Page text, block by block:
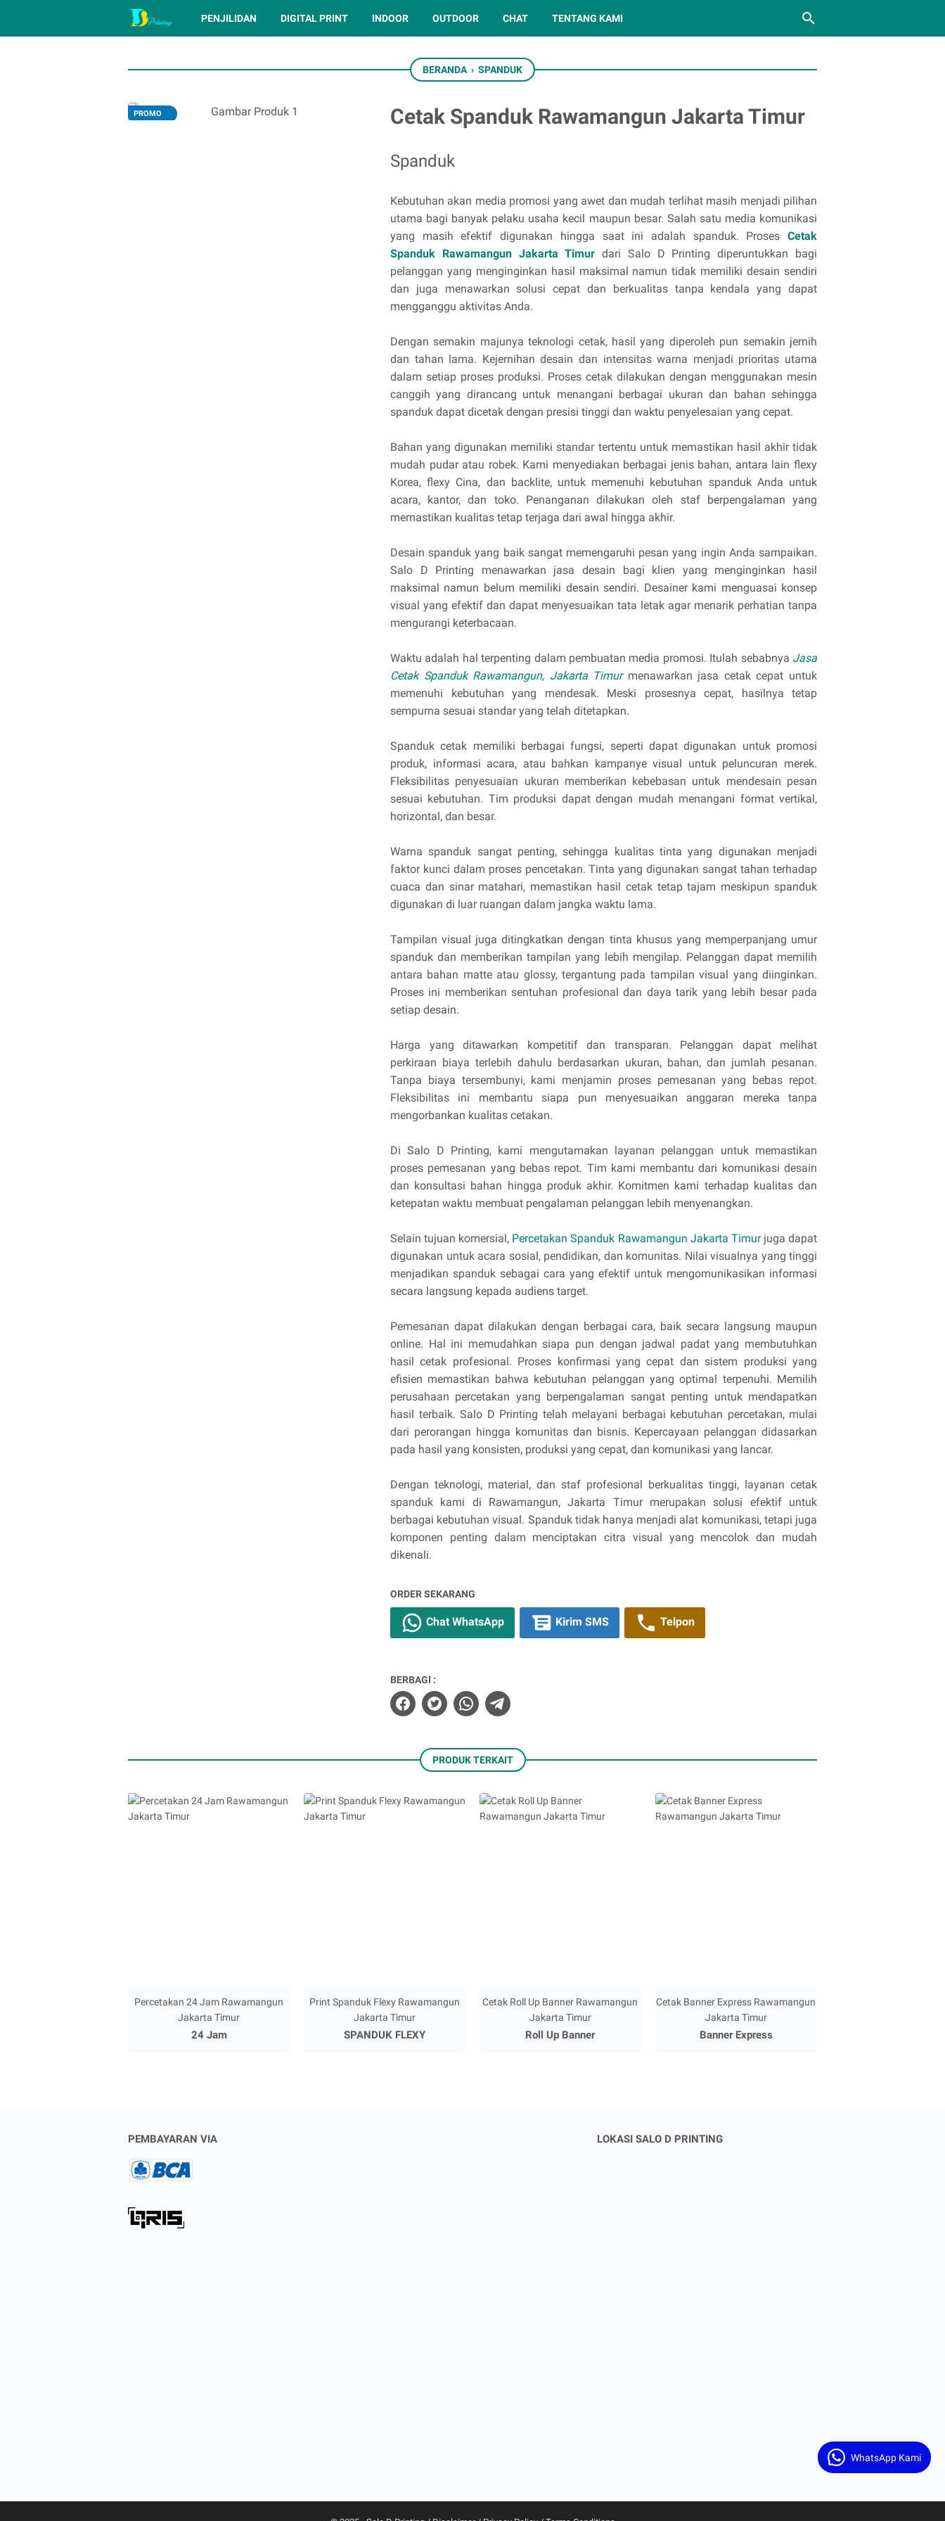
PENJILIDAN DIGITAL PRINT INDOOR OUTDOOR CHAT TENTANG KAMI
BERANDA › SPANDUK
Cetak Spanduk Rawamangun Jakarta Timur
PROMO
Spanduk
Kebutuhan akan media promosi yang awet dan mudah terlihat masih menjadi pilihan
utama bagi banyak pelaku usaha kecil maupun besar. Salah satu media komunikasi
yang masih efektif digunakan hingga saat ini adalah spanduk. Proses Cetak
Spanduk Rawamangun Jakarta Timur dari Salo D Printing diperuntukkan bagi
pelanggan yang menginginkan hasil maksimal namun tidak memiliki desain sendiri
dan juga menawarkan solusi cepat dan berkualitas tanpa kendala yang dapat
mengganggu aktivitas Anda.
Dengan semakin majunya teknologi cetak, hasil yang diperoleh pun semakin jernih
dan tahan lama. Kejernihan desain dan intensitas warna menjadi prioritas utama
dalam setiap proses produksi. Proses cetak dilakukan dengan menggunakan mesin
canggih yang dirancang untuk menangani berbagai ukuran dan bahan sehingga
spanduk dapat dicetak dengan presisi tinggi dan waktu penyelesaian yang cepat.
Bahan yang digunakan memiliki standar tertentu untuk memastikan hasil akhir tidak
mudah pudar atau robek. Kami menyediakan berbagai jenis bahan, antara lain flexy
Korea, flexy Cina, dan backlite, untuk memenuhi kebutuhan spanduk Anda untuk
acara, kantor, dan toko. Penanganan dilakukan oleh staf berpengalaman yang
memastikan kualitas tetap terjaga dari awal hingga akhir.
Desain spanduk yang baik sangat memengaruhi pesan yang ingin Anda sampaikan.
Salo D Printing menawarkan jasa desain bagi klien yang menginginkan hasil
maksimal namun belum memiliki desain sendiri. Desainer kami menguasai konsep
visual yang efektif dan dapat menyesuaikan tata letak agar menarik perhatian tanpa
mengurangi keterbacaan.
Waktu adalah hal terpenting dalam pembuatan media promosi. Itulah sebabnya Jasa
Cetak Spanduk Rawamangun, Jakarta Timurmenawarkan jasa cetak cepat untuk
memenuhi kebutuhan yang mendesak. Meski prosesnya cepat, hasilnya tetap
sempurna sesuai standar yang telah ditetapkan.
Spanduk cetak memiliki berbagai fungsi, seperti dapat digunakan untuk promosi
produk, informasi acara, atau bahkan kampanye visual untuk peluncuran merek.
Fleksibilitas penyesuaian ukuran memberikan kebebasan untuk mendesain pesan
sesuai kebutuhan. Tim produksi dapat dengan mudah menangani format vertikal,
horizontal, dan besar.
Warna spanduk sangat penting, sehingga kualitas tinta yang digunakan menjadi
faktor kunci dalam proses pencetakan. Tinta yang digunakan sangat tahan terhadap
cuaca dan sinar matahari, memastikan hasil cetak tetap tajam meskipun spanduk
digunakan di luar ruangan dalam jangka waktu lama.
Tampilan visual juga ditingkatkan dengan tinta khusus yang memperpanjang umur
spanduk dan memberikan tampilan yang lebih mengilap. Pelanggan dapat memilih
antara bahan matte atau glossy, tergantung pada tampilan visual yang diinginkan.
Proses ini memberikan sentuhan profesional dan daya tarik yang lebih besar pada
setiap desain.
Harga yang ditawarkan kompetitif dan transparan. Pelanggan dapat melihat
perkiraan biaya terlebih dahulu berdasarkan ukuran, bahan, dan jumlah pesanan.
Tanpa biaya tersembunyi, kami menjamin proses pemesanan yang bebas repot.
Fleksibilitas ini membantu siapa pun menyesuaikan anggaran mereka tanpa
mengorbankan kualitas cetakan.
Di Salo D Printing, kami mengutamakan layanan pelanggan untuk memastikan
proses pemesanan yang bebas repot. Tim kami membantu dari komunikasi desain
dan konsultasi bahan hingga produk akhir. Komitmen kami terhadap kualitas dan
ketepatan waktu membuat pengalaman pelanggan lebih menyenangkan.
Selain tujuan komersial, Percetakan Spanduk Rawamangun Jakarta Timurjuga dapat
digunakan untuk acara sosial, pendidikan, dan komunitas. Nilai visualnya yang tinggi
menjadikan spanduk sebagai cara yang efektif untuk mengomunikasikan informasi
secara langsung kepada audiens target.
Pemesanan dapat dilakukan dengan berbagai cara, baik secara langsung maupun
online. Hal ini memudahkan siapa pun dengan jadwal padat yang membutuhkan
hasil cetak profesional. Proses konfirmasi yang cepat dan sistem produksi yang
efisien memastikan bahwa kebutuhan pelanggan yang optimal terpenuhi. Memilih
perusahaan percetakan yang berpengalaman sangat penting untuk mendapatkan
hasil terbaik. Salo D Printing telah melayani berbagai kebutuhan percetakan, mulai
dari perorangan hingga komunitas dan bisnis. Kepercayaan pelanggan didasarkan
pada hasil yang konsisten, produksi yang cepat, dan komunikasi yang lancar.
Dengan teknologi, material, dan staf profesional berkualitas tinggi, layanan cetak
spanduk kami di Rawamangun, Jakarta Timur merupakan solusi efektif untuk
berbagai kebutuhan visual. Spanduk tidak hanya menjadi alat komunikasi, tetapi juga
komponen penting dalam menciptakan citra visual yang mencolok dan mudah
dikenali.
ORDER SEKARANG
Chat WhatsApp Kirim SMS Telpon
BERBAGI :
PRODUK TERKAIT
Percetakan 24 Jam Rawamangun
Jakarta Timur
24 Jam
Print Spanduk Flexy Rawamangun
Jakarta Timur
SPANDUK FLEXY
Cetak Roll Up Banner Rawamangun
Jakarta Timur
Roll Up Banner
Cetak Banner Express Rawamangun
Jakarta Timur
Banner Express
PEMBAYARAN VIA LOKASI SALO D PRINTING
WhatsApp Kami